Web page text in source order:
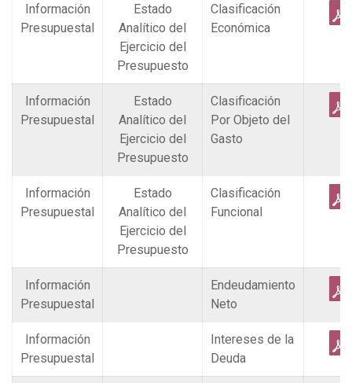
Información
Presupuestal
Estado
Analítico del
Ejercicio del
Presupuesto
Clasificación
Económica
Información
Presupuestal
Estado
Analítico del
Ejercicio del
Presupuesto
Clasificación
Por Objeto del
Gasto
Información
Presupuestal
Estado
Analítico del
Ejercicio del
Presupuesto
Clasificación
Funcional
Información
Presupuestal
Endeudamiento
Neto
Información
Presupuestal
Intereses de la
Deuda